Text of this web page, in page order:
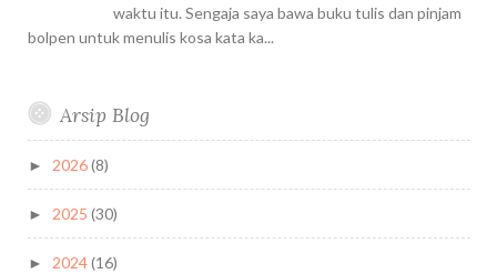
waktu itu. Sengaja saya bawa buku tulis dan pinjam
bolpen untuk menulis kosa kata ka...
Arsip Blog
► 2026(8)
► 2025 (30)
► 2024(16)